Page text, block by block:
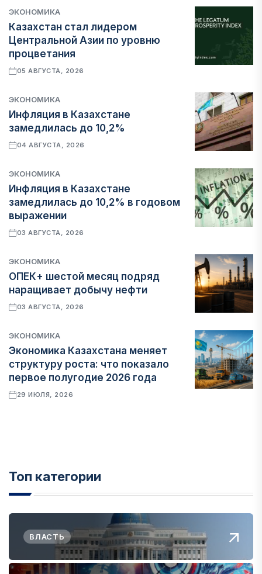
ЭКОНОМИКА
Казахстан стал лидером
Центральной Азии по уровню
процветания
05 АВГУСТА, 2026
ЭКОНОМИКА
Инфляция в Казахстане
замедлилась до 10,2%
04 АВГУСТА, 2026
ЭКОНОМИКА
Инфляция в Казахстане
замедлилась до 10,2% в годовом
выражении
03 АВГУСТА, 2026
ЭКОНОМИКА
ОПЕК+ шестой месяц подряд
наращивает добычу нефти
03 АВГУСТА, 2026
ЭКОНОМИКА
Экономика Казахстана меняет
структуру роста: что показало
первое полугодие 2026 года
29 ИЮЛЯ, 2026
Топ категории
ВЛАСТЬ